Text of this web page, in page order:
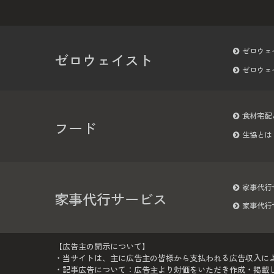
ゼロウェイスト
ゼロウ
ゼロウ
フード
食材宅配
生協とは
家事代行サービス
家事代
家事代
【広告主の開示について】
・当サイトは、主に広告主の皆様から支払われる広告収入
・記事広告について：広告主より対価をいただき作成・掲